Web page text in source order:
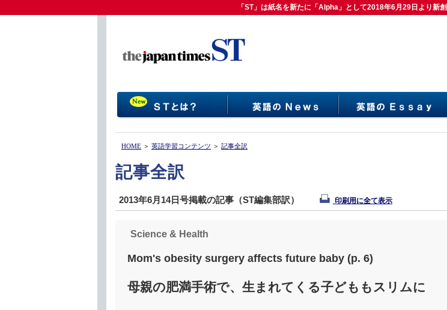
「ST」は紙名を新たに「Alpha」として2018年6月29日より新
「ST」は紙名を新たに「Alpha」として2018年6月29日より新
HOME ＞ 英語学習コンテンツ ＞ 記事全訳
記事全訳
2013年6月14日号掲載の記事（ST編集部訳） 印刷用に全て表示
Science & Health
Mom's obesity surgery affects future baby (p. 6)
母親の肥満手術で、生まれてくる子どももスリムに